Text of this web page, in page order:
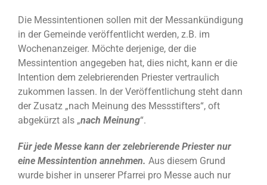
Die Messintentionen sollen mit der Messankündigung
in der Gemeinde veröffentlicht werden, z.B. im
Wochenanzeiger. Möchte derjenige, der die
Messintention angegeben hat, dies nicht, kann er die
Intention dem zelebrierenden Priester vertraulich
zukommen lassen. In der Veröffentlichung steht dann
der Zusatz „nach Meinung des Messstifters“, oft
abgekürzt als „nach Meinung“.
Für jede Messe kann der zelebrierende Priester nur
eine Messintention annehmen. Aus diesem Grund
wurde bisher in unserer Pfarrei pro Messe auch nur